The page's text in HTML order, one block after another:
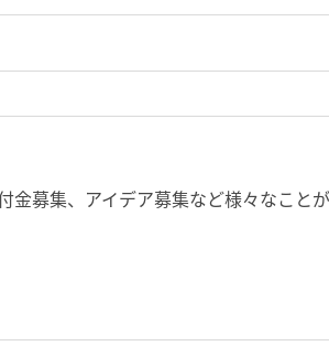
募集、アイデア募集など様々なことが